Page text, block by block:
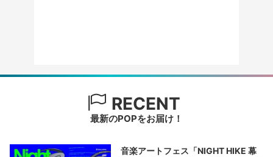
RECENT
最新のPOPをお届け！
音楽アートフェス「NIGHT HIKE 幕